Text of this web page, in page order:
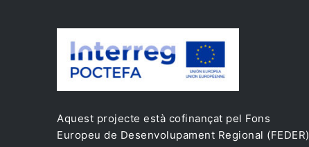
Aquest projecte està cofinançat pel Fons
Europeu de Desenvolupament Regional (FEDER)